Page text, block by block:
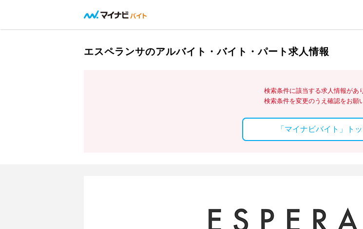
エスペランサのアルバイト・バイト・パート求人情報
検索条件に該当する求人情報があ
検索条件を変更のうえ確認をお願
「マイナビバイト」ト